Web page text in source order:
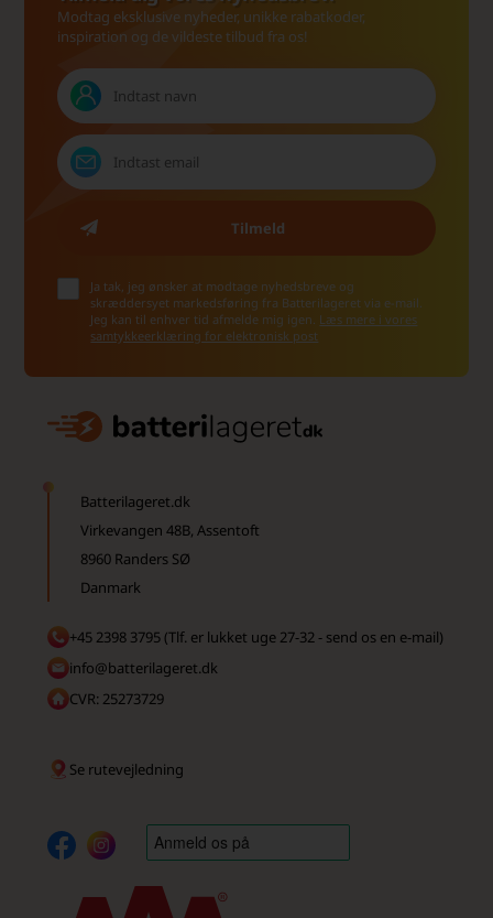
Modtag eksklusive nyheder, unikke rabatkoder,
inspiration og de vildeste tilbud fra os!
Ja tak, jeg ønsker at modtage nyhedsbreve og
skræddersyet markedsføring fra Batterilageret via e-mail.
Jeg kan til enhver tid afmelde mig igen. Læs mere i vores
samtykkeerklæring for elektronisk post
Batterilageret.dk
Virkevangen 48B, Assentoft
8960 Randers SØ
Danmark
+45 2398 3795 (Tlf. er lukket uge 27-32 - send os en e-mail)
info@batterilageret.dk
CVR: 25273729
Se rutevejledning